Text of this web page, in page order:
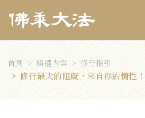
首頁 精選內容 修行指引
修行最大的阻礙，來自你的惰性！